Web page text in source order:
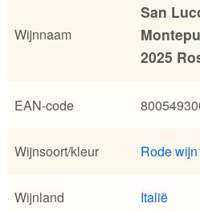
Wijnnaam
San
2025
EAN-code
Wijnsoort/kleur Rode wijn
Wijnland Italië